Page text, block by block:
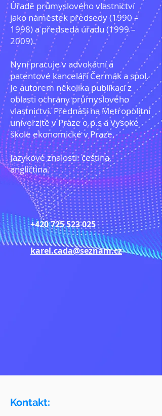
Úřadě průmyslového vlastnictví
jako náměstek předsedy (1990 –
1998) a předseda úřadu (1999 –
2009).
Nyní pracuje v advokátní a
patentové kanceláři Čermák a spol.
Je autorem několika publikací z
oblasti ochrany průmyslového
vlastnictví. Přednáší na Metropolitní
univerzitě v Praze o.p.s a Vysoké
škole ekonomické v Praze.
Jazykové znalosti: čeština,
angličtina.
+420725 523 025
karel.cada@seznam.cz
Kontakt: